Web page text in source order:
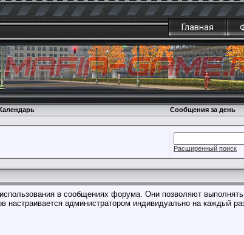
Главная
Сообщения за день
Расширенный поиск
в сообщениях форума. Они позволяют
настраивается администратором индивидуально на каждый